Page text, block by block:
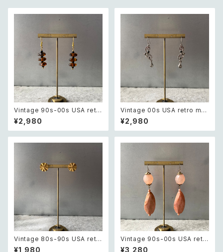
Vintage 90s-00s USA retr
o amber color beads pierc
e レトロ アメリカ ヴィンテージ
アクセサリー 琥珀色 ビーズ ピ
¥2,980
Vintage 00s USA retro mo
notone bijou classical des
ign pierce レトロ アメリカ ヴ
ィンテージ アクセサリー モノト
¥2,980
Vintage 80s-90s USA retr
o sun design pierce レトロ
¥1,980
Vintage 90s-00s USA retr
o pink×gold marble beads
¥3,280